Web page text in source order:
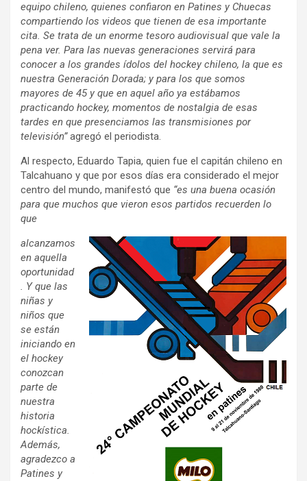
equipo chileno, quienes confiaron en Patines y Chuecas
compartiendo los videos que tienen de esa importante
cita. Se trata de un enorme tesoro audiovisual que vale la
pena ver. Para las nuevas generaciones servirá para
conocer a los grandes ídolos del hockey chileno, la que es
nuestra Generación Dorada; y para los que somos
mayores de 45 y que en aquel año ya estábamos
practicando hockey, momentos de nostalgia de esas
tardes en que presenciamos las transmisiones por
televisión”agregó el periodista.
Al respecto, Eduardo Tapia, quien fue el capitán chileno en
Talcahuano y que por esos días era considerado el mejor
centro del mundo, manifestó que “es una buena ocasión
para que muchos que vieron esos partidos recuerden lo
que
alcanzamos
en aquella
oportunidad
. Y que las
niñas y
niños que
se están
iniciando en
el hockey
conozcan
parte de
nuestra
historia
hockística.
Además,
agradezco a
Patines y